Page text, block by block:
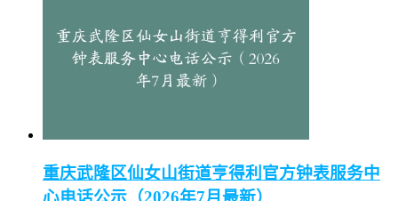
重庆武隆区仙女山街道亨得利官方钟表服务中